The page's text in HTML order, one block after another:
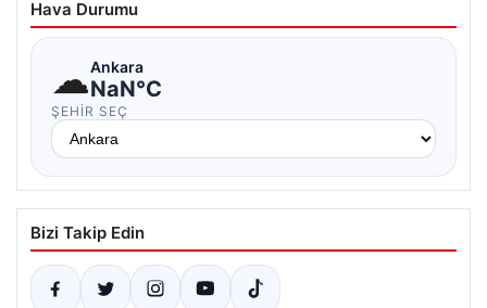
Hava Durumu
☁Ankara
NaN°C
ŞEHIR SEÇ
Bizi Takip Edin